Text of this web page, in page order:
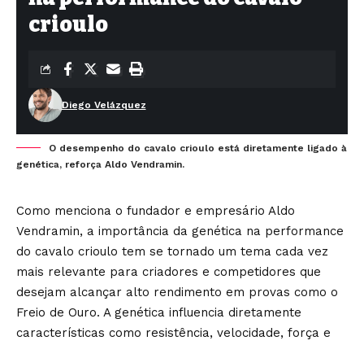
crioulo
Diego Velázquez
O desempenho do cavalo crioulo está diretamente ligado à
genética, reforça Aldo Vendramin.
Como menciona o fundador e empresário Aldo
Vendramin, a importância da genética na performance
do cavalo crioulo tem se tornado um tema cada vez
mais relevante para criadores e competidores que
desejam alcançar alto rendimento em provas como o
Freio de Ouro. A genética influencia diretamente
características como resistência, velocidade, força e